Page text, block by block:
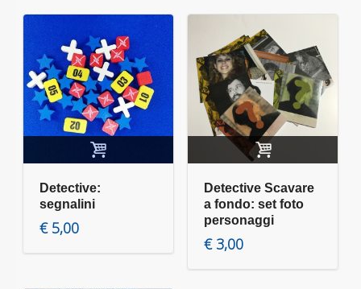
Aggiungi al carrello
Detective:
segnalini
€5,00
Aggiungi al carrello
Detective Scavare
a fondo: set foto
personaggi
€3,00